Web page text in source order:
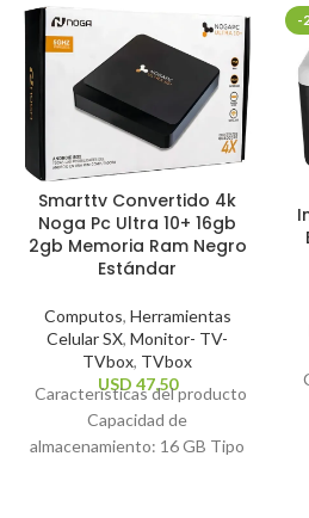
Smarttv Convertido 4k
Noga Pc Ultra 10+ 16gb
2gb Memoria Ram Negro
Estándar
Computos, Herramientas
Celular SX, Monitor- TV-
TVbox, TVbox
USD 47,50
Características del producto
Capacidad de
almacenamiento: 16 GB Tipo
-